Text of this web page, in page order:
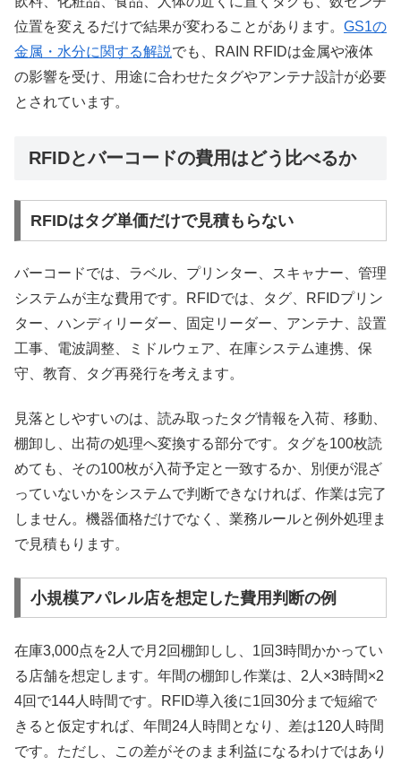
位置を変えるだけで結果が変わることがあります。 GS1の
金属・水分に関する解説でも、RAIN RFIDは金属や液体
の影響を受け、用途に合わせたタグやアンテナ設計が必要
とされています。
RFIDとバーコードの費用はどう比べるか
RFIDはタグ単価だけで見積もらない
バーコードでは、ラベル、プリンター、スキャナー、管理
システムが主な費用です。RFIDでは、タグ、RFIDプリン
ター、ハンディリーダー、固定リーダー、アンテナ、設置
工事、電波調整、ミドルウェア、在庫システム連携、保
守、教育、タグ再発行を考えます。
見落としやすいのは、読み取ったタグ情報を入荷、移動、
棚卸し、出荷の処理へ変換する部分です。タグを100枚読
めても、その100枚が入荷予定と一致するか、別便が混ざ
っていないかをシステムで判断できなければ、作業は完了
しません。機器価格だけでなく、業務ルールと例外処理ま
で見積もります。
小規模アパレル店を想定した費用判断の例
在庫3,000点を2人で月2回棚卸しし、1回3時間かかってい
る店舗を想定します。年間の棚卸し作業は、2人×3時間×2
4回で144人時間です。RFID導入後に1回30分まで短縮で
きると仮定すれば、年間24人時間となり、差は120人時間
です。ただし、この差がそのまま利益になるわけではあり